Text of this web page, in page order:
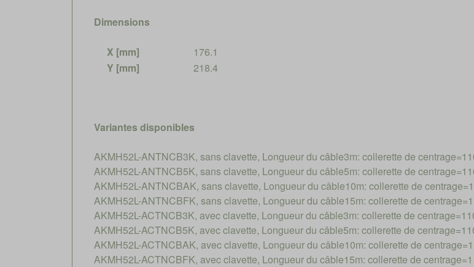
Dimensions
X [mm]
176.1
Y [mm]
218.4
Variantes disponibles
AKMH52L-ANTNCB3K, sans clavette, Longueur du câble3m: collerette de
AKMH52L-ANTNCB5K, sans clavette, Longueur du câble5m: collerette de
AKMH52L-ANTNCBAK, sans clavette, Longueur du câble10m: collerette de
AKMH52L-ANTNCBFK, sans clavette, Longueur du câble15m: collerette de
AKMH52L-ACTNCB3K, avec clavette, Longueur du câble3m: collerette de
AKMH52L-ACTNCB5K, avec clavette, Longueur du câble5m: collerette de
AKMH52L-ACTNCBAK, avec clavette, Longueur du câble10m: collerette de
AKMH52L-ACTNCBFK, avec clavette, Longueur du câble15m: collerette de